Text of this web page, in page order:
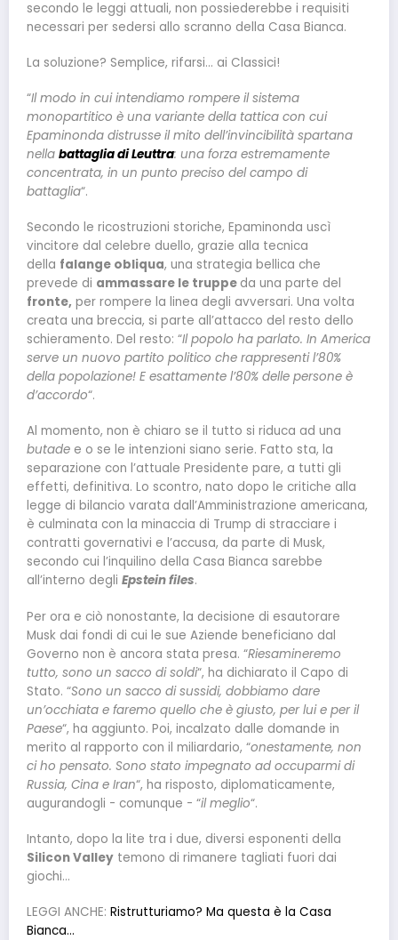
secondo le leggi attuali, non possiederebbe i requisiti
necessari per sedersi allo scranno della Casa Bianca.
La soluzione? Semplice, rifarsi… ai Classici!
“Il modo in cui intendiamo rompere il sistema
monopartitico è una variante della tattica con cui
Epaminonda distrusse il mito dell’invincibilità spartana
nella battaglia di Leuttra: una forza estremamente
concentrata, in un punto preciso del campo di
battaglia“.
Secondo le ricostruzioni storiche, Epaminonda uscì
vincitore dal celebre duello, grazie alla tecnica
della falange obliqua, una strategia bellica che
prevede di ammassare le truppe da una parte del
fronte, per rompere la linea degli avversari. Una volta
creata una breccia, si parte all’attacco del resto dello
schieramento. Del resto: “Il popolo ha parlato. In America
serve un nuovo partito politico che rappresenti l’80%
della popolazione! E esattamente l’80% delle persone è
d’accordo“.
Al momento, non è chiaro se il tutto si riduca ad una
butade e o se le intenzioni siano serie. Fatto sta, la
separazione con l’attuale Presidente pare, a tutti gli
effetti, definitiva. Lo scontro, nato dopo le critiche alla
legge di bilancio varata dall’Amministrazione americana,
è culminata con la minaccia di Trump di stracciare i
contratti governativi e l’accusa, da parte di Musk,
secondo cui l’inquilino della Casa Bianca sarebbe
all’interno degli Epstein files.
Per ora e ciò nonostante, la decisione di esautorare
Musk dai fondi di cui le sue Aziende beneficiano dal
Governo non è ancora stata presa. “Riesamineremo
tutto, sono un sacco di soldi“, ha dichiarato il Capo di
Stato. “Sono un sacco di sussidi, dobbiamo dare
un’occhiata e faremo quello che è giusto, per lui e per il
Paese“, ha aggiunto. Poi, incalzato dalle domande in
merito al rapporto con il miliardario, “onestamente, non
ci ho pensato. Sono stato impegnato ad occuparmi di
Russia, Cina e Iran“, ha risposto, diplomaticamente,
augurandogli - comunque - “il meglio“.
Intanto, dopo la lite tra i due, diversi esponenti della
Silicon Valley temono di rimanere tagliati fuori dai
giochi…
LEGGI ANCHE: Ristrutturiamo? Ma questa è la Casa
Bianca…